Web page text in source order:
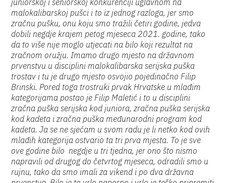
juniorskoj i seniorskoj konkurenciji uglavnom na
malokalibarskoj pušci i to iz jednog razloga, jer smo
zračnu pušku, onu koju smo tražili četiri godine, jedva
dobili negdje krajem petog mjeseca 2021. godine, tako
da to više nije moglo utjecati na bilo koji rezultat na
zračnom oružju. Imamo drugo mjesto na državnom
prvenstvu u disciplini malokalibarska serijska puška
trostav i tu je drugo mjesto osvojio pojedinačno Filip
Brinski. Pored toga trostruki prvak Hrvatske u mlađim
kategorijama postao je Filip Maletić i to u disciplini
zračna puška serijska kod juniora, zračna puška serijska
kod kadeta i zračna puška međunarodni program kod
kadeta. Ja se ne sjećam u svom radu je li netko kod ovih
mlađih kategorija ostvario ta tri prva mjesta. To je sve
ove godine bilo negdje u tri tjedna, jer ono što nismo
napravili od drugog do četvrtog mjeseca, odradili smo u
rujnu, tako da smo imali za vikend i po dva državna